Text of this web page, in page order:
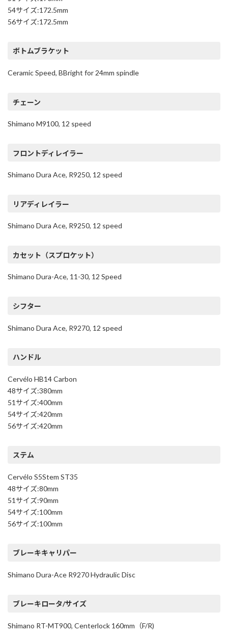
54サイズ:172.5mm
56サイズ:172.5mm
ボトムブラケット
Ceramic Speed, BBright for 24mm spindle
チェーン
Shimano M9100, 12 speed
フロントディレイラー
Shimano Dura Ace, R9250, 12 speed
リアディレイラー
Shimano Dura Ace, R9250, 12 speed
カセット（スプロケット）
Shimano Dura-Ace, 11-30, 12 Speed
シフター
Shimano Dura Ace, R9270, 12 speed
ハンドル
Cervélo HB14 Carbon
48サイズ:380mm
51サイズ:400mm
54サイズ:420mm
56サイズ:420mm
ステム
Cervélo S5Stem ST35
48サイズ:80mm
51サイズ:90mm
54サイズ:100mm
56サイズ:100mm
ブレーキキャリパー
Shimano Dura-Ace R9270 Hydraulic Disc
ブレーキロータ/サイズ
Shimano RT-MT900, Centerlock 160mm（F/R)